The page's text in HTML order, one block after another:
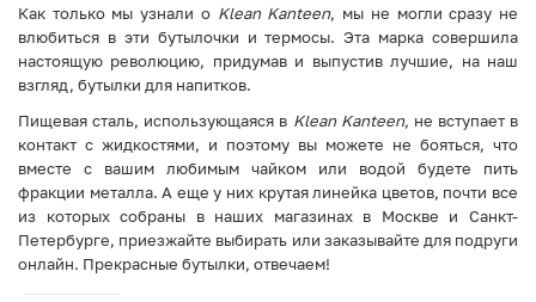
Как только мы узнали о Klean Kanteen, мы не могли сразу не
влюбиться в эти бутылочки и термосы. Эта марка совершила
настоящую революцию, придумав и выпустив лучшие, на наш
взгляд, бутылки для напитков.
Пищевая сталь, использующаяся в Klean Kanteen, не вступает в
контакт с жидкостями, и поэтому вы можете не бояться, что
вместе с вашим любимым чайком или водой будете пить
фракции металла. А еще у них крутая линейка цветов, почти все
из которых собраны в наших магазинах в Москве и Санкт-
Петербурге, приезжайте выбирать или заказывайте для подруги
онлайн. Прекрасные бутылки, отвечаем!